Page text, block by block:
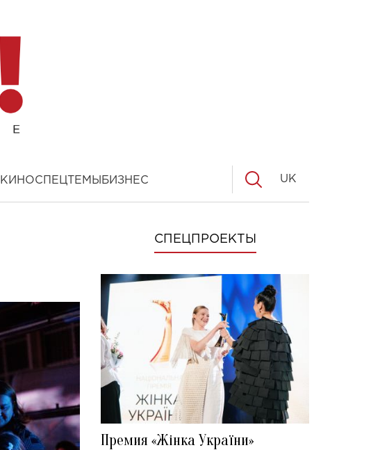
КИНОСПЕЦТЕМЫ БИЗНЕС UK
СПЕЦПРОЕКТЫ
Премия «Жінка України»